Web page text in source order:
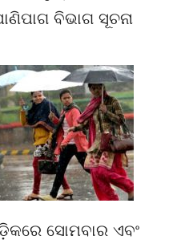
ବିଭାଗ ସୂଚନା
ସୋମବାର ଏବଂ